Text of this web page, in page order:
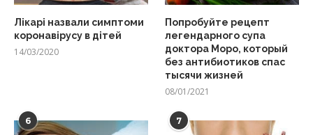
Лікарі назвали симптоми
коронавірусу в дітей
14/03/2020
Попробуйте рецепт
легендарного супа
доктора Моро, который
без антибиотиков спас
тысячи жизней
08/01/2021
6 7